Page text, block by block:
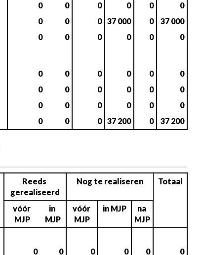
0 0 0 0 0
0
0 0 0 37 000 0
37 000
0 0 0 0 0 0
0 0 0 0 0
0
0 0 0 0 0
0
0 0 0 0 0
0
0 0 0 37 200 0 37 200
Reeds
gerealiseerd
Nog te realiseren Totaal
vóór
MJP
in
MJP
vóór
MJP
in MJP
na
MJP
0 0 0 0 0
0